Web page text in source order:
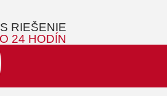
RIEŠENIE
24 HODÍN